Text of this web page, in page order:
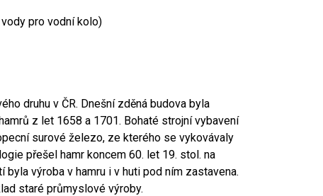
pro vodní kolo)
druhu v ČR. Dnešní zděná budova byla
z let 1658 a 1701. Bohaté strojní vybavení
surové železo, ze kterého se vykovávaly
přešel hamr koncem 60. let 19. stol. na
výroba v hamru i v huti pod ním zastavena.
staré průmyslové výroby.